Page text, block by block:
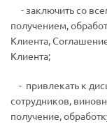
- заключить со
получением,
Клиента,
Клиента;
- привлекать к
сотрудников,
получение,